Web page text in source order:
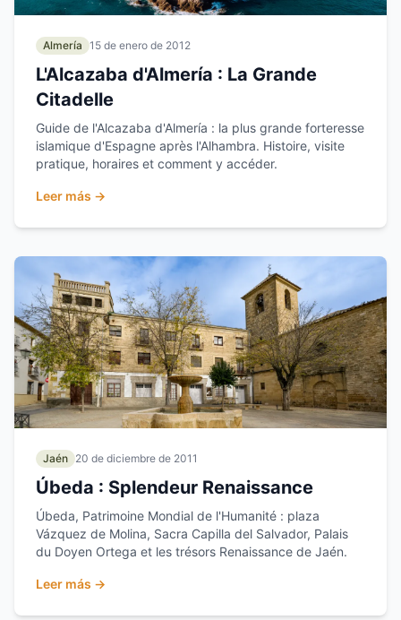
Almería 15 de enero de 2012
L'Alcazaba d'Almería : La Grande
Citadelle
Guide de l'Alcazaba d'Almería : la plus grande forteresse
islamique d'Espagne après l'Alhambra. Histoire, visite
pratique, horaires et comment y accéder.
Leer más →
Jaén 20 de diciembre de 2011
Úbeda : Splendeur Renaissance
Úbeda, Patrimoine Mondial de l'Humanité : plaza
Vázquez de Molina, Sacra Capilla del Salvador, Palais
du Doyen Ortega et les trésors Renaissance de Jaén.
Leer más →